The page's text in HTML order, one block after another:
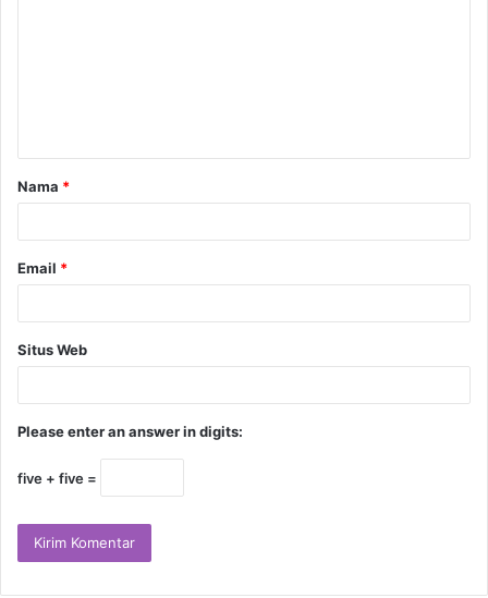
Nama *
Email *
Situs Web
Please enter an answer in digits:
five + five =